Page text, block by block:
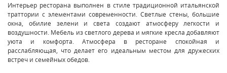
Интерьер ресторана выполнен в стиле традиционной итальянской
траттории с элементами современности. Светлые стены, большие
окна, обилие зелени и света создают атмосферу легкости и
воздушности. Мебель из светлого дерева и мягкие кресла добавляют
уюта и комфорта. Атмосфера в ресторане спокойная и
расслабляющая, что делает его идеальным местом для дружеских
встреч и семейных обедов.